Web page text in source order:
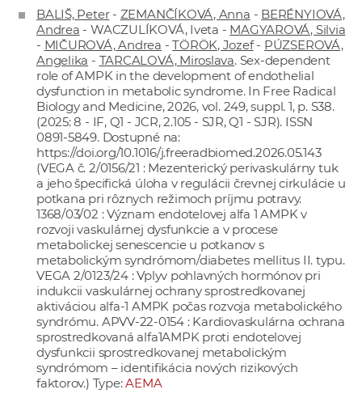
BALIŠ, Peter- ZEMANČÍKOVÁ, Anna - BERÉNYIOVÁ,
Andrea - WACZULÍKOVÁ, Iveta - MAGYAROVÁ, Silvia
- MIČUROVÁ, Andrea -TÖRÖK, Jozef- PÚZSEROVÁ,
Angelika - TARCALOVÁ, Miroslava. Sex-dependent
role of AMPK in the development of endothelial
dysfunction in metabolic syndrome. In Free Radical
Biology and Medicine, 2026, vol. 249, suppl. 1, p. S38.
(2025: 8 - IF, Q1 - JCR, 2.105 - SJR, Q1 - SJR). ISSN
0891-5849. Dostupné na:
https://doi.org/10.1016/j.freeradbiomed.2026.05.143
(VEGA č. 2/0156/21 : Mezenterický perivaskulárny tuk
a jeho špecifická úloha v regulácii črevnej cirkulácie u
potkana pri rôznych režimoch príjmu potravy.
1368/03/02 : Význam endotelovej alfa 1 AMPK v
rozvoji vaskulárnej dysfunkcie a v procese
metabolickej senescencie u potkanov s
metabolickým syndrómom/diabetes mellitus II. typu.
VEGA 2/0123/24 : Vplyv pohlavných hormónov pri
indukcii vaskulárnej ochrany sprostredkovanej
aktiváciou alfa-1 AMPK počas rozvoja metabolického
syndrómu. APVV-22-0154 : Kardiovaskulárna ochrana
sprostredkovaná alfa1AMPK proti endotelovej
dysfunkcii sprostredkovanej metabolickým
syndrómom – identifikácia nových rizikových
faktorov.) Type:AEMA